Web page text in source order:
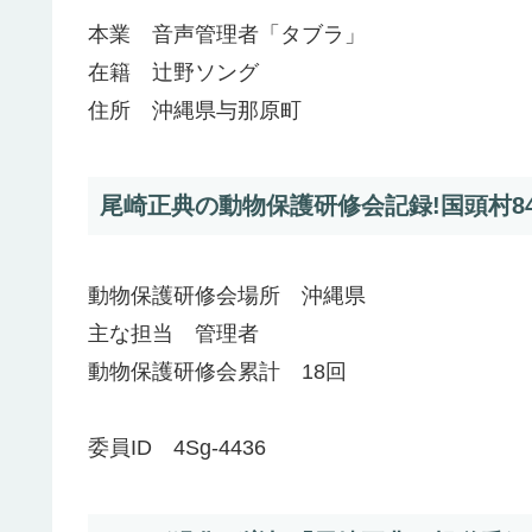
本業 音声管理者「タブラ」
在籍 辻野ソング
住所 沖縄県与那原町
尾崎正典の動物保護研修会記録!国頭村
動物保護研修会場所 沖縄県
主な担当 管理者
動物保護研修会累計 18回
委員ID 4Sg-4436